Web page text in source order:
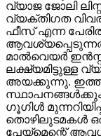
ഗൂഗിള്‍
തൊഴിലുടമകള്‍
പേയ്‌മെന്റെ്
Continue Reading
Video Stories